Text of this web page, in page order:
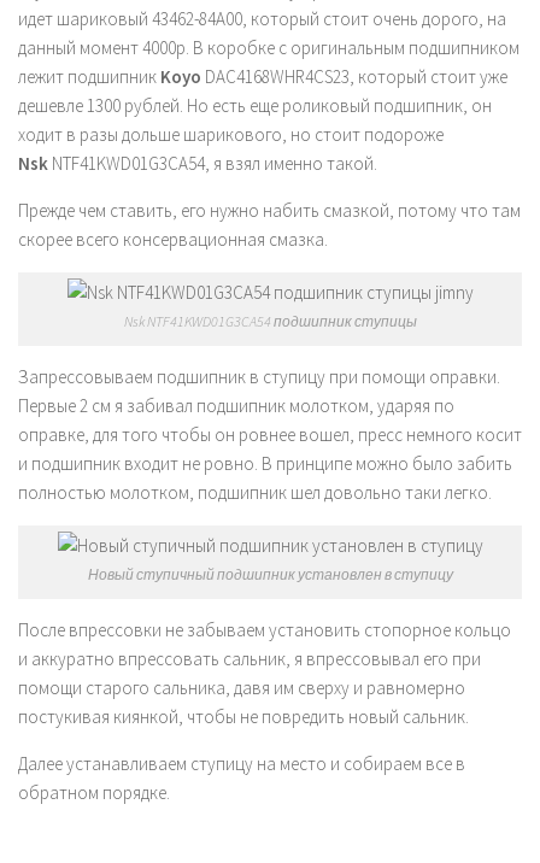
идет шариковый 43462-84A00, который стоит очень дорого, на
данный момент 4000р. В коробке с оригинальным подшипником
лежит подшипник Koyo DAC4168WHR4CS23, который стоит уже
дешевле 1300 рублей. Но есть еще роликовый подшипник, он
ходит в разы дольше шарикового, но стоит подороже
Nsk NTF41KWD01G3CA54, я взял именно такой.
Прежде чем ставить, его нужно набить смазкой, потому что там
скорее всего консервационная смазка.
Nsk NTF41KWD01G3CA54 подшипник ступицы
Запрессовываем подшипник в ступицу при помощи оправки.
Первые 2 см я забивал подшипник молотком, ударяя по
оправке, для того чтобы он ровнее вошел, пресс немного косит
и подшипник входит не ровно. В принципе можно было забить
полностью молотком, подшипник шел довольно таки легко.
Новый ступичный подшипник установлен в ступицу
После впрессовки не забываем установить стопорное кольцо
и аккуратно впрессовать сальник, я впрессовывал его при
помощи старого сальника, давя им сверху и равномерно
постукивая киянкой, чтобы не повредить новый сальник.
Далее устанавливаем ступицу на место и собираем все в
обратном порядке.